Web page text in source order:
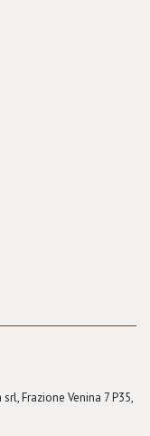
Frazione Venina 7 P35,